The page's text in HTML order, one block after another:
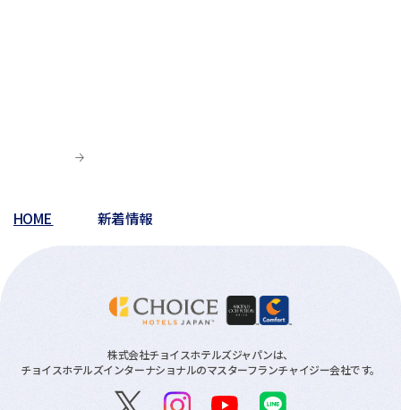
HOME 新着情報
株式会社チョイスホテルズジャパンは、
チョイスホテルズインターナショナルのマスターフランチャイジー会社です。